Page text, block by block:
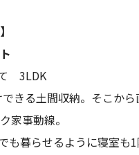
3LDK
きる土間収納。そこから
家事動線。
暮らせるように寝室も1